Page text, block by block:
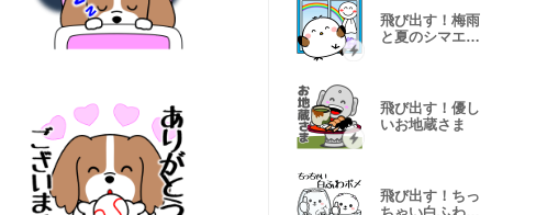
飛び出す！梅雨
と夏のシマエナ
飛び出す！優し
いお地蔵さま
飛び出す！ちっ